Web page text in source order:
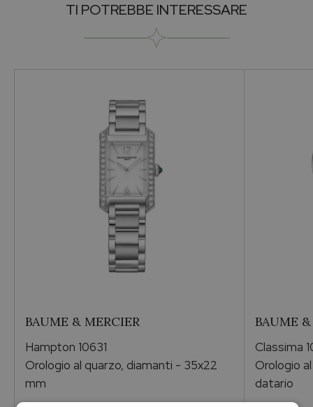
Acciaio
DE VILLE
Brand
Genere
TI POTREBBE INTERESSARE
BAUME & MERCIER
Hampton 10631
Orologio al quarzo, diamanti - 35x22
mm
BAUME
Classima
Orologio
datario